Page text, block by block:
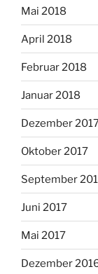
Mai 2018
April 2018
Februar 2018
Januar 2018
Dezember
Oktober 2017
September
Juni 2017
Mai 2017
Dezember